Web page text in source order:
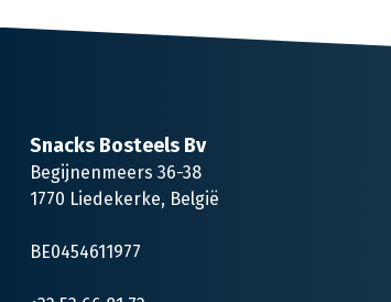
Snacks Bosteels Bv
Begijnenmeers 36-38
1770 Liedekerke, België
BE0454611977